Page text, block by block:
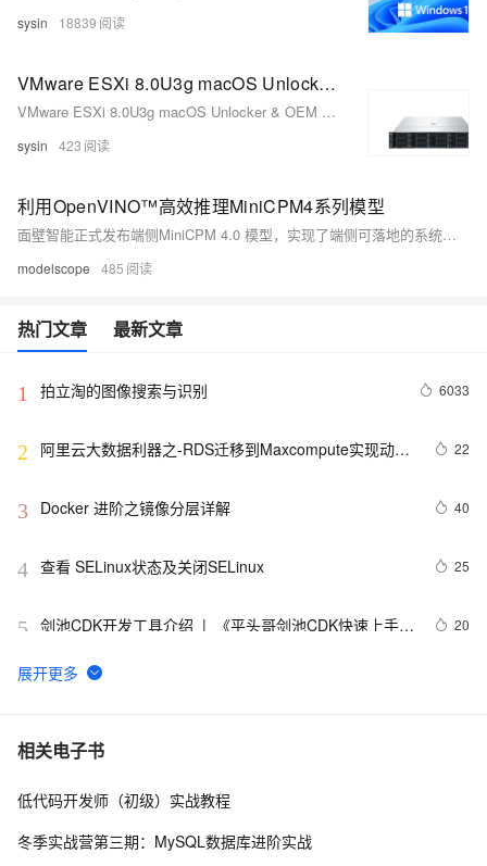
sysin 18839
VMware ESXi 8.0U3g macOS Unlocker & OEM BIOS 2.7 Inspur 浪潮 定制版
VMware ESXi 8.0U3g macOS Unlocker & OEM BIOS 2.7 Inspur 浪潮 定制版
sysin 423
利用OpenVINO™高效推理MiniCPM4系列模型
面壁智能正式发布端侧MiniCPM 4.0 模型，实现了端侧可落地的系统级软硬件稀疏化的高效创新。
modelscope 485
热门文章 最新文章
1 拍立淘的图像搜索与识别 6033
2
阿里云大数据利器之-RDS迁移到Maxcompute实现动态
22
3 Docker 进阶之镜像分层详解 40
4 查看 SELinux状态及关闭SELinux 25
5 剑池CDK开发工具介绍  |  《平头哥剑池CDK快速上手指
20
6 WebAssembly 在 MOSN 中的实践 - 基础框架篇
7 userdel使用说明
8 自己看系统的“系统还原”
相关电子书
低代码开发师（初级）实战教程
冬季实战营第三期：MySQL数据库进阶实战